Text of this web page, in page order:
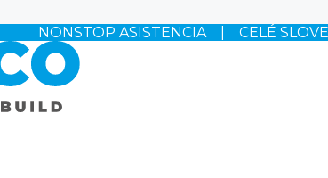
NONSTOP ASISTENCIA | CELÉ